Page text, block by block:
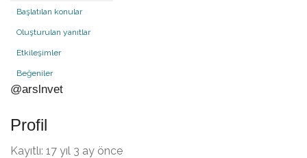
Başlatılan konular
Oluşturulan yanıtlar
Etkileşimler
Beğeniler
@arslnvet
Profil
Kayıtlı: 17 yıl 3 ay önce